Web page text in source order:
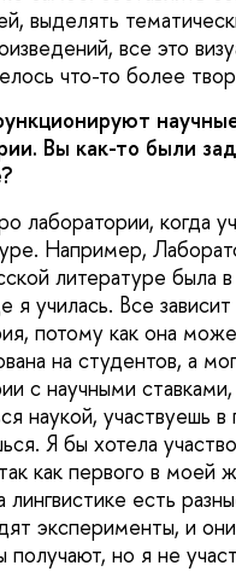
выделять
все это
что-то более
Вы как-то были
лаборатории, когда
Например,
литературе была
я училась. Все зависит
потому как она
на студентов, а
с научными
наукой, участвуешь в
Я бы хотела
как первого в моей
лингвистике есть
эксперименты, и
получают, но я не